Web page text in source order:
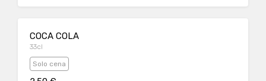
COCA COLA
33cl
Solo cena